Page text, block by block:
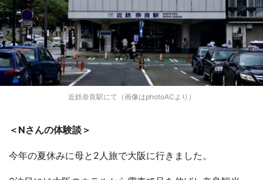
近鉄奈良駅にて（画像はphotoACより）
＜Nさんの体験談＞
今年の夏休みに母と2人旅で大阪に行きました。